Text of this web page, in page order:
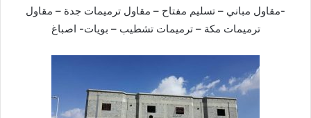
-مقاول مباني – تسليم مفتاح – مقاول ترميمات جدة – مقاول
ترميمات مكة – ترميمات تشطيب – بويات- اصباغ